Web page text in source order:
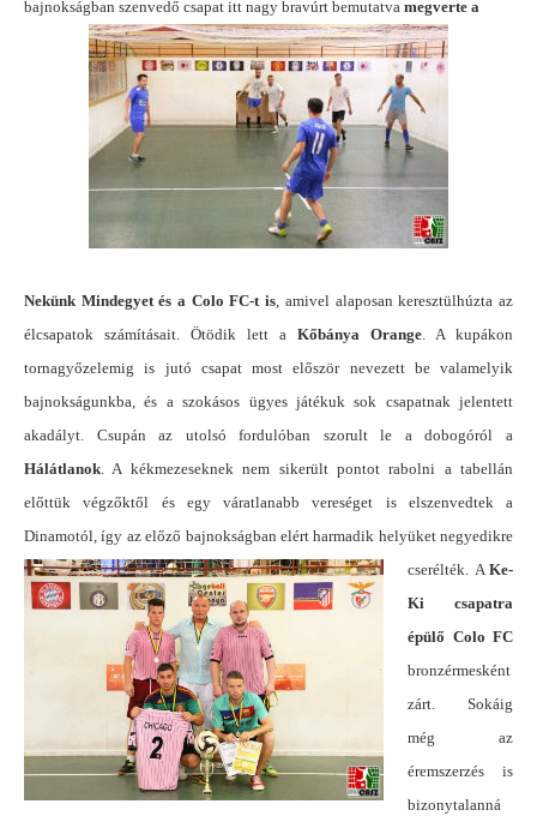
bajnokságban szenvedő csapat itt nagy bravúrt bemutatva megverte a
Nekünk Mindegyet és a Colo FC-t is, amivel alaposan keresztülhúzta az
élcsapatok számításait. Ötödik lett a Kőbánya Orange. A kupákon
tornagyőzelemig is jutó csapat most először nevezett be valamelyik
bajnokságunkba, és a szokásos ügyes játékuk sok csapatnak jelentett
akadályt. Csupán az utolsó fordulóban szorult le a dobogóról a
Hálátlanok. A kékmezeseknek nem sikerült pontot rabolni a tabellán
előttük végzőktől és egy váratlanabb vereséget is elszenvedtek a
Dinamotól, így az előző bajnokságban elért harmadik helyüket negyedikre
cserélték. A Ke-
Ki csapatra
épülő Colo FC
bronzérmesként
zárt. Sokáig
még az
éremszerzés is
bizonytalanná